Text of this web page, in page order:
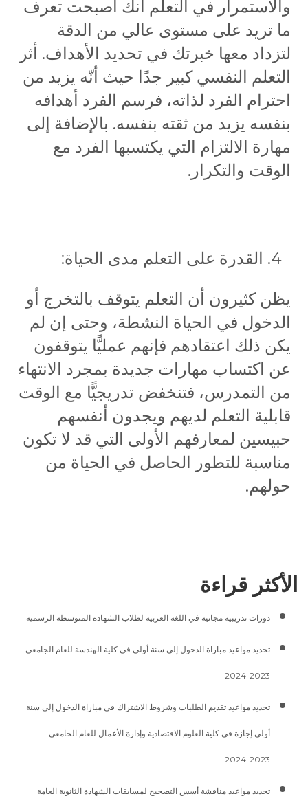
والاستمرار في التعلم أنك أصبحت تعرف
ما تريد على مستوى عالي من الدقة
لتزداد معها خبرتك في تحديد الأهداف. أثر
التعلم النفسي كبير جدًا حيث أنّه يزيد من
احترام الفرد لذاته، فرسم الفرد أهدافه
بنفسه يزيد من ثقته بنفسه. بالإضافة إلى
مهارة الالتزام التي يكتسبها الفرد مع
الوقت والتكرار.
القدرة على التعلم مدى الحياة:
يظن كثيرون أن التعلم يتوقف بالتخرج أو
الدخول في الحياة النشطة، وحتى إن لم
يكن ذلك اعتقادهم فإنهم عمليًّا يتوقفون
عن اكتساب مهارات جديدة بمجرد الانتهاء
من التمدرس، فتنخفض تدريجيًّا مع الوقت
قابلية التعلم لديهم ويجدون أنفسهم
حبيسين لمعارفهم الأولى التي قد لا تكون
مناسبة للتطور الحاصل في الحياة من
حولهم.
الأكثر قراءة
دورات تدريبية مجانية في اللغة العربية لطلاب الشهادة المتوسطة الرسمية
تحديد مواعيد مباراة الدخول إلى سنة أولى في كلية الهندسة للعام الجامعي
2023-2024
تحديد مواعيد تقديم الطلبات وشروط الاشتراك في مباراة الدخول إلى سنة
أولى إجازة في كلية العلوم الاقتصادية وإدارة الأعمال للعام الجامعي
2023-2024
تحديد مواعيد مناقشة أسس التصحيح لمسابقات الشهادة الثانوية العامة